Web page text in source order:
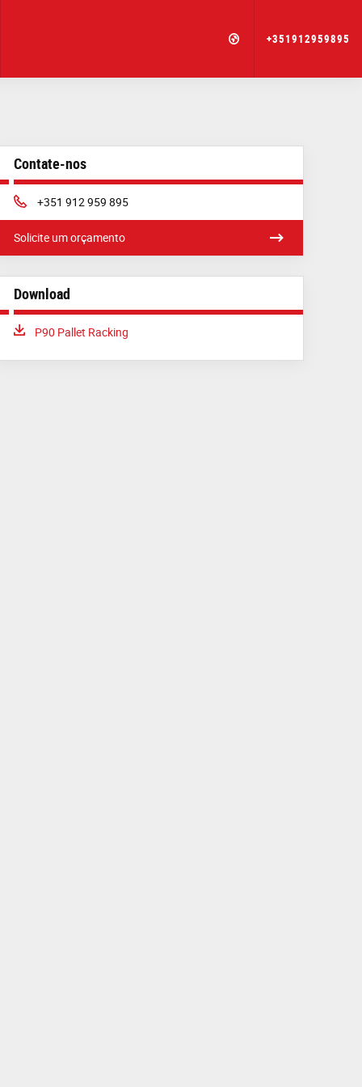
+351912959895
Contate-nos
Phone:
+351 912 959 895
Solicite um orçamento
Download
Download:
P90 Pallet Racking